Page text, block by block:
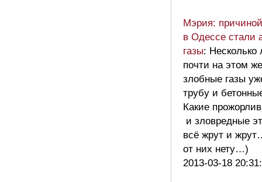
Мэрия:
в Одессе стали
газы: Несколько
почти на этом
злобные газы
трубу и
Какие
и зловредные
всё жрут и
от них нету…)
2013-03-18